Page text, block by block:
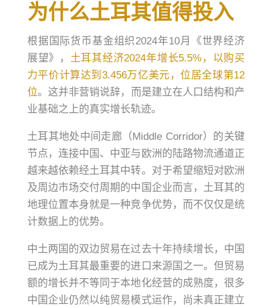
为什么土耳其值得投入
根据国际货币基金组织2024年10月《世界经济
展望》， 土耳其经济2024年增长5.5%，以购买
力平价计算达到3.456万亿美元，位居全球第12
位。这并非营销说辞，而是建立在人口结构和产
业基础之上的真实增长轨迹。
土耳其地处中间走廊（Middle Corridor）的关键
节点，连接中国、中亚与欧洲的陆路物流通道正
越来越依赖经土耳其中转。对于希望缩短对欧洲
及周边市场交付周期的中国企业而言，土耳其的
地理位置本身就是一种竞争优势，而不仅仅是统
计数据上的优势。
中土两国的双边贸易在过去十年持续增长，中国
已成为土耳其最重要的进口来源国之一。但贸易
额的增长并不等同于本地化经营的成熟度，很多
中国企业仍然以纯贸易模式运作，尚未真正建立